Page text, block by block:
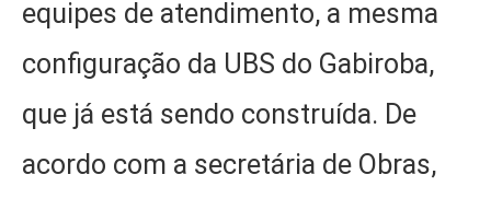
equipes de atendimento, a mesma
configuração da UBS do Gabiroba,
que já está sendo construída. De
acordo com a secretária de Obras,